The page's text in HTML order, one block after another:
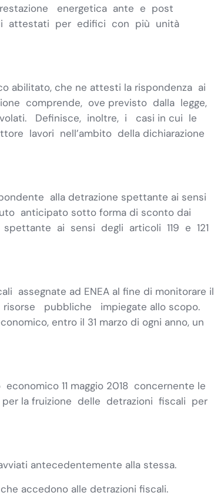
energetica ante e post
attestati per edifici con più unità
abilitato, che ne attesti la rispondenza ai
comprende, ove previsto dalla legge,
Definisce, inoltre, i casi in cui le
lavori nell’ambito della dichiarazione
alla detrazione spettante ai sensi
anticipato sotto forma di sconto dai
ai sensi degli articoli 119 e 121
assegnate ad ENEA al fine di monitorare il
risorse pubbliche impiegate allo scopo.
entro il 31 marzo di ogni anno, un
11 maggio 2018 concernente le
per la fruizione delle detrazioni fiscali per
antecedentemente alla stessa.
accedono alle detrazioni fiscali.